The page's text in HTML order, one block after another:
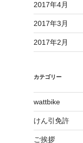
2017年4月
2017年3月
2017年2月
カテゴリー
wattbike
けん引免許
ご挨拶